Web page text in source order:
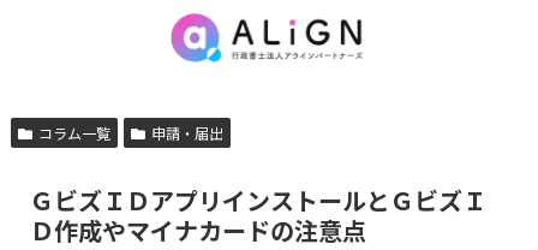
コラム一覧 申請・届出
ＧビズＩＤアプリインストールとＧビズＩ
Ｄ作成やマイナカードの注意点